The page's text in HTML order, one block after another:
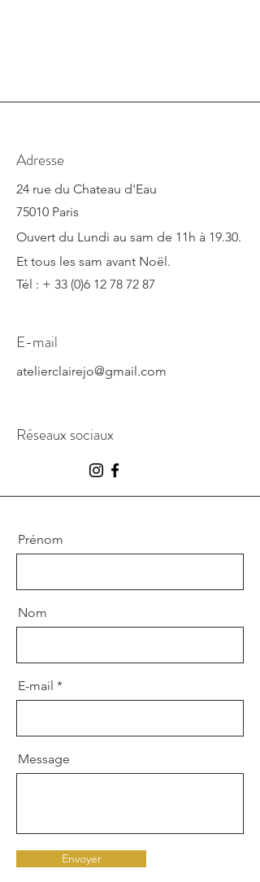
Adresse
24 rue du Chateau d'Eau
75010 Paris
Ouvert du Lundi au sam de 11h à 19.30.
​Et tous les sam avant Noël.
Tél : + 33 (0)6 12 78 72 87
E-mail
atelierclairejo@gmail.com
Réseaux sociaux
Prénom
Nom
E-mail
Message
Envoyer